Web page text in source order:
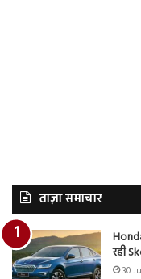
ताज़ा समाचार
रही
30